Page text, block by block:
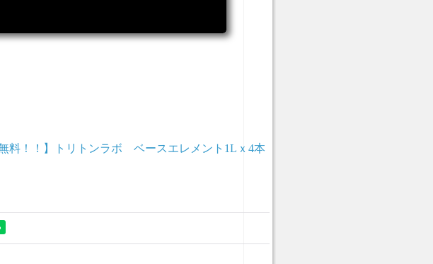
料！！】トリトンラボ ベースエレメント1Lｘ4本